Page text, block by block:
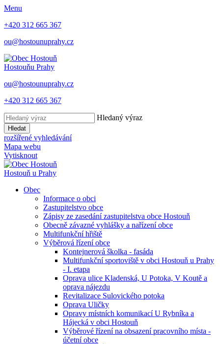
Menu
+420 312 665 367
ou@hostounuprahy.cz
Hostouňu Prahy
ou@hostounuprahy.cz
+420 312 665 367
Hledaný výraz
Hledat
rozšířené vyhledávání
Mapa webu
Vytisknout
Hostouň u Prahy
Obec
Informace o obci
Zastupitelstvo obce
Zápisy ze zasedání zastupitelstva obce Hostouň
Obecně závazné vyhlášky a nařízení obce
Multifunkční hřiště
Výběrová řízení obce
Kontejnerová školka - fasáda
Multifunkční sportoviště v obci Hostouň u Prahy
- I. etapa
Oprava ulice Kladenská, U Potoka, V Koutě a
oprava nájezdu
Revitalizace Sulovického potoka
Oprava Uličky
Opravy místních komunikací U Rybníka a
Hájecká v obci Hostouň
Výběrové řízení na obsazení pracovního místa -
účetní obce